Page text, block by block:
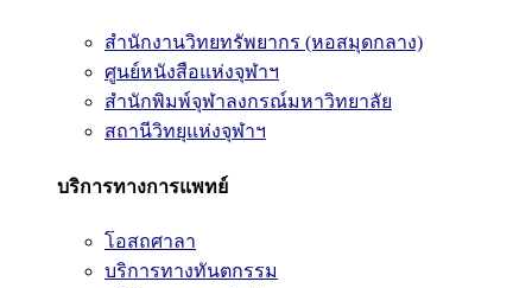
สำนักงานวิทยทรัพยากร (หอสมุดกลาง)
ศูนย์หนังสือแห่งจุฬาฯ
สำนักพิมพ์จุฬาลงกรณ์มหาวิทยาลัย
สถานีวิทยุแห่งจุฬาฯ
บริการทางการแพทย์
โอสถศาลา
บริการทางทันตกรรม